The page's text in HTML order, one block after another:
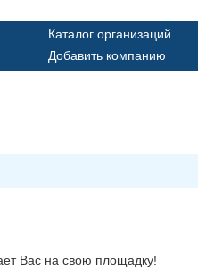
Каталог организаций
Добавить компанию
Вас на свою площадку!